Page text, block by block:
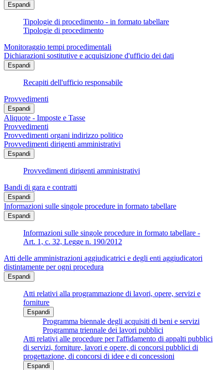
Espandi
Tipologie di procedimento - in formato tabellare
Tipologie di procedimento
Monitoraggio tempi procedimentali
Dichiarazioni sostitutive e acquisizione d'ufficio dei dati
Espandi
Recapiti dell'ufficio responsabile
Provvedimenti
Espandi
Aliquote - Imposte e Tasse
Provvedimenti
Provvedimenti organi indirizzo politico
Provvedimenti dirigenti amministrativi
Espandi
Provvedimenti dirigenti amministrativi
Bandi di gara e contratti
Espandi
Informazioni sulle singole procedure in formato tabellare
Espandi
Informazioni sulle singole procedure in formato tabellare -
Art. 1, c. 32, Legge n. 190/2012
Atti delle amministrazioni aggiudicatrici e degli enti aggiudicatori
distintamente per ogni procedura
Espandi
Atti relativi alla programmazione di lavori, opere, servizi e
forniture
Espandi
Programma biennale degli acquisiti di beni e servizi
Programma triennale dei lavori pubblici
Atti relativi alle procedure per l'affidamento di appalti pubblici
di servizi, forniture, lavori e opere, di concorsi pubblici di
progettazione, di concorsi di idee e di concessioni
Espandi